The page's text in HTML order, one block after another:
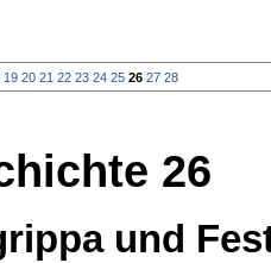
19 20 21 22 23 24 25 26 27 28
26
und